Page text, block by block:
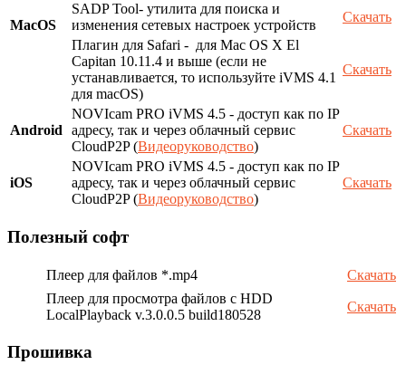
MacOS
SADP Tool- утилита для поиска и
изменения сетевых настроек устройств
Скачать
Плагин для Safari - для Mac OS X El
Capitan 10.11.4 и выше (если не
устанавливается, то используйте iVMS 4.1
для macOS)
Скачать
Android
NOVIcam PRO iVMS 4.5 - доступ как по IP
адресу, так и через облачный сервис
CloudP2P (Видеоруководство)
Скачать
iOS
NOVIcam PRO iVMS 4.5 - доступ как по IP
адресу, так и через облачный сервис
CloudP2P (Видеоруководство)
Скачать
Полезный софт
Плеер для файлов *.mp4
Скачать
Плеер для просмотра файлов с HDD
LocalPlayback v.3.0.0.5 build180528
Скачать
Прошивка